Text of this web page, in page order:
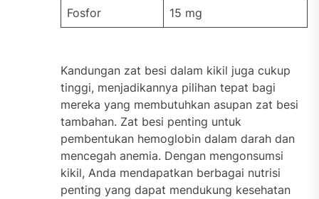
Fosfor 15 mg
Kandungan zat besi dalam kikil juga cukup
tinggi, menjadikannya pilihan tepat bagi
mereka yang membutuhkan asupan zat besi
tambahan. Zat besi penting untuk
pembentukan hemoglobin dalam darah dan
mencegah anemia. Dengan mengonsumsi
kikil, Anda mendapatkan berbagai nutrisi
penting yang dapat mendukung kesehatan